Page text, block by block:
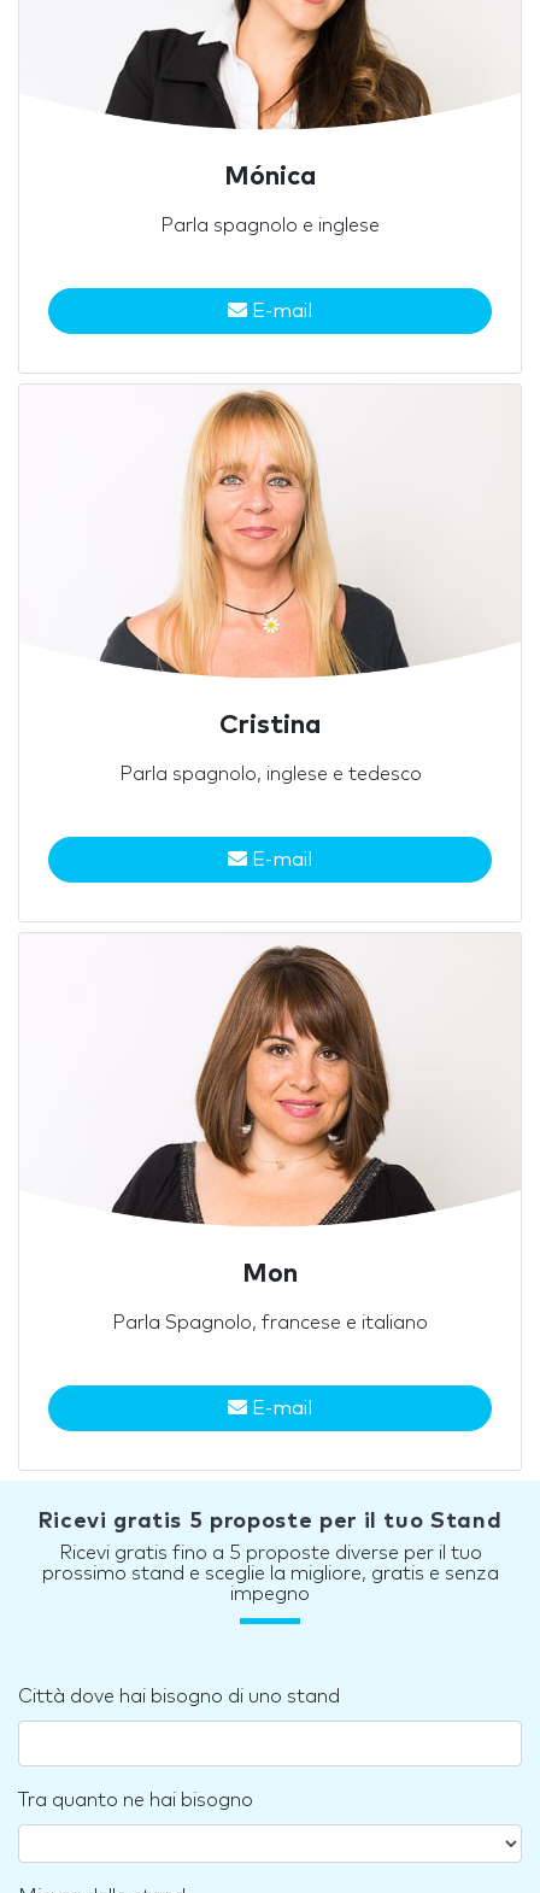
Mónica
Parla spagnolo e inglese
E-mail
Cristina
Parla spagnolo, inglese e tedesco
E-mail
Mon
Parla Spagnolo, francese e italiano
E-mail
Ricevi gratis 5 proposte per il tuo Stand
Ricevi gratis fino a 5 proposte diverse per il tuo
prossimo stand e sceglie la migliore, gratis e senza
impegno
Città dove hai bisogno di uno stand
Tra quanto ne hai bisogno